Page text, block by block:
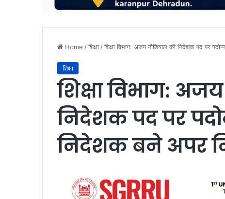
Home /शिक्षा/शिक्षा विभाग: अजय नौडियाल की निदेशक पद पर
शिक्षा
शिक्षा विभाग:
निदेशक पद पर
निदेशक बने अपर